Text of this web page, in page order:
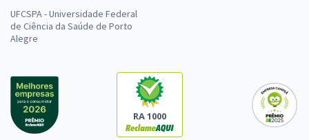
UFCSPA - Universidade Federal
de Ciência da Saúde de Porto
Alegre
RA 1000